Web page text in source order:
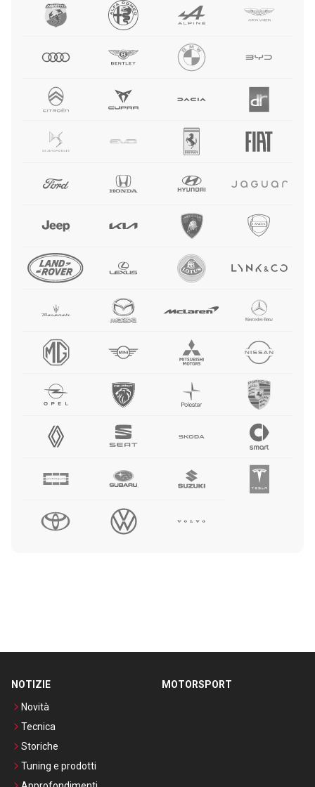
NOTIZIE
Novità
Tecnica
Storiche
Tuning e prodotti
MOTORSPORT